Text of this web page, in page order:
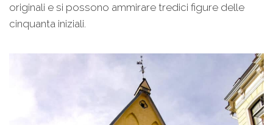
originali e si possono ammirare tredici figure delle
cinquanta iniziali.